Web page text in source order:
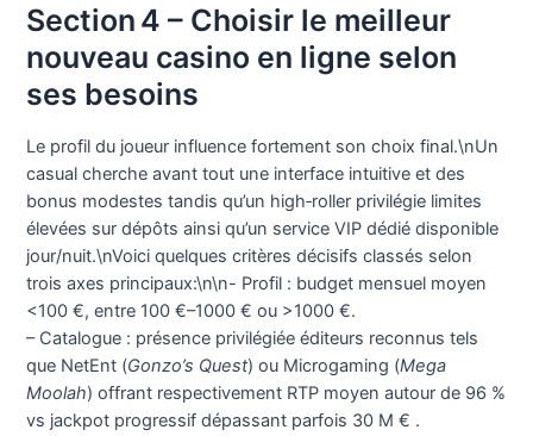
Section 4 – Choisir le meilleur
nouveau casino en ligne selon
ses besoins
Le profil du joueur influence fortement son choix final.\nUn
casual cherche avant tout une interface intuitive et des
bonus modestes tandis qu’un high‑roller privilégie limites
élevées sur dépôts ainsi qu’un service VIP dédié disponible
jour/nuit.\nVoici quelques critères décisifs classés selon
trois axes principaux:\n\n- Profil : budget mensuel moyen
<100 €, entre 100 €–1000 € ou >1000 €.
– Catalogue : présence privilégiée éditeurs reconnus tels
que NetEnt (Gonzo’s Quest) ou Microgaming (Mega
Moolah) offrant respectivement RTP moyen autour de 96 %
vs jackpot progressif dépassant parfois 30 M € .